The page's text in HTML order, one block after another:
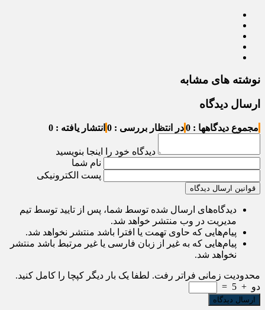
نوشته های مشابه
ارسال دیدگاه
مجموع دیدگاهها : 0 در انتظار بررسی : 0 انتشار یافته : 0
دیدگاه خود را اینجا بنویسید
نام شما
پست الکترونیکی
قوانین ارسال دیدگاه
دیدگاه‌های ارسال شده توسط شما، پس از تایید توسط تیم
مدیریت در وب منتشر خواهد شد.
پیام‌هایی که حاوی تهمت یا افترا باشد منتشر نخواهد شد.
پیام‌هایی که به غیر از زبان فارسی یا غیر مرتبط باشد منتشر
نخواهد شد.
محدودیت زمانی فراتر رفت. لطفا یک بار دیگر کپچا را کامل کنید.
دو +
5
=